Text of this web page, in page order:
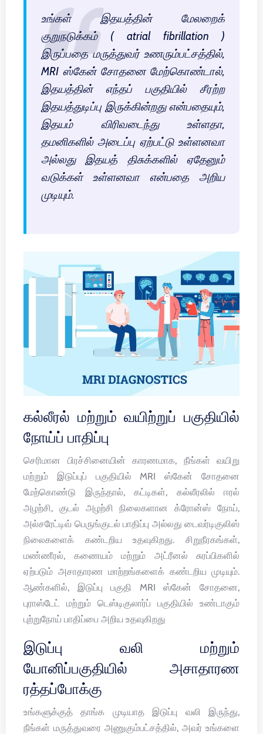
உங்கள் இதயத்தின் மேலறைக்
குறுநடுக்கம் ( atrial fibrillation )
இருப்பதை மருத்துவர் உணரும்பட்சத்தில்,
MRI ஸ்கேன் சோதனை மேற்கொண்டால்,
இதயத்தின் எந்தப் பகுதியில் சீரற்ற
இதயத்துடிப்பு இருக்கின்றது என்பதையும்,
இதயம் விரிவடைந்து உள்ளதா,
தமனிகளில் அடைப்பு ஏற்பட்டு உள்ளனவா
அல்லது இதயத் திசுக்களில் ஏதேனும்
வடுக்கள் உள்ளனவா என்பதை அறிய
முடியும்.
கல்லீரல் மற்றும் வயிற்றுப் பகுதியில்
நோய்ப் பாதிப்பு
செரிமான பிரச்சினையின் காரணமாக, நீங்கள் வயிறு
மற்றும் இடுப்புப் பகுதியில் MRI ஸ்கேன் சோதனை
மேற்கொண்டு இருந்தால், கட்டிகள், கல்லீரலில் ஈரல்
அழற்சி, குடல் அழற்சி நிலைகளான க்ரோன்ஸ் நோய்,
அல்சரேட்டிவ் பெருங்குடல் பாதிப்பு அல்லது டைவர்டிகுலிஸ்
நிலைகளைக் கண்டறிய உதவுகிறது. சிறுநீரகங்கள்,
மண்ணீரல், கணையம் மற்றும் அட்ரீனல் சுரப்பிகளில்
ஏற்படும் அசாதாரண மாற்றங்களைக் கண்டறிய முடியும்.
ஆண்களில், இடுப்பு பகுதி MRI ஸ்கேன் சோதனை,
புராஸ்டேட் மற்றும் டெஸ்டிகுலார்ப் பகுதியில் உண்டாகும்
புற்றுநோய் பாதிப்பை அறிய உதவுகிறது
இடுப்பு வலி மற்றும்
யோனிப்பகுதியில் அசாதாரண
ரத்தப்போக்கு
உங்களுக்குத் தாங்க முடியாத இடுப்பு வலி இருந்து,
நீங்கள் மருத்துவரை அணுகும்பட்சத்தில், அவர் உங்களை